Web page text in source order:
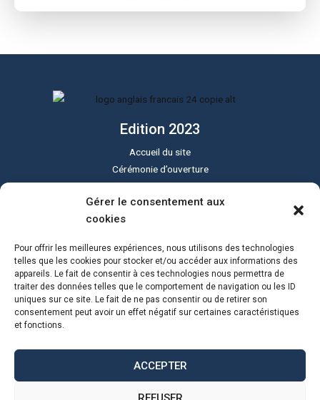
Gérer le consentement aux
cookies
Pour offrir les meilleures expériences, nous utilisons des technologies
telles que les cookies pour stocker et/ou accéder aux informations des
appareils. Le fait de consentir à ces technologies nous permettra de
traiter des données telles que le comportement de navigation ou les ID
uniques sur ce site. Le fait de ne pas consentir ou de retirer son
consentement peut avoir un effet négatif sur certaines caractéristiques
et fonctions.
ACCEPTER
Edition 2023
Accueil du site
Cérémonie d’ouverture
Cérémonie de clôture
Programme du festival
Le festival Sound of Silent
Actualités
Programme PDF